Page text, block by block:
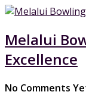
Melalui
Excellence
No Comments